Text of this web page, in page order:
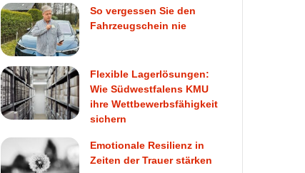
So vergessen Sie den
Fahrzeugschein nie
Flexible Lagerlösungen:
Wie Südwestfalens KMU
ihre Wettbewerbsfähigkeit
sichern
Emotionale Resilienz in
Zeiten der Trauer stärken